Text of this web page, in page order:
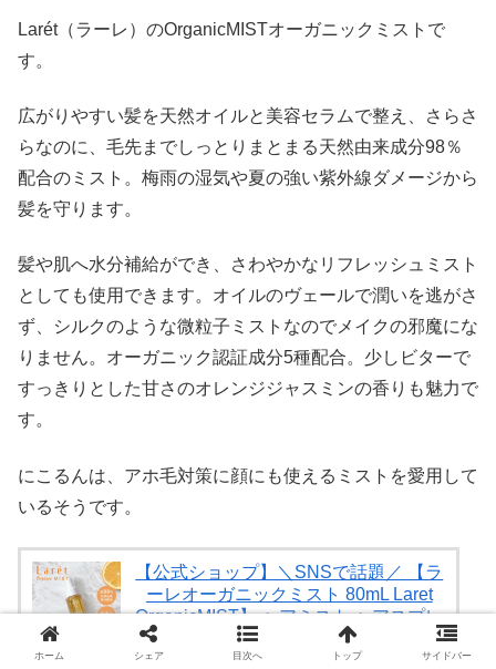
Larét（ラーレ）のOrganicMISTオーガニックミストで
す。
広がりやすい髪を天然オイルと美容セラムで整え、さらさ
らなのに、毛先までしっとりまとまる天然由来成分98％
配合のミスト。梅雨の湿気や夏の強い紫外線ダメージから
髪を守ります。
髪や肌へ水分補給ができ、さわやかなリフレッシュミスト
としても使用できます。オイルのヴェールで潤いを逃がさ
ず、シルクのような微粒子ミストなのでメイクの邪魔にな
りません。オーガニック認証成分5種配合。少しビターで
すっきりとした甘さのオレンジジャスミンの香りも魅力で
す。
にこるんは、アホ毛対策に顔にも使えるミストを愛用して
いるそうです。
【公式ショップ】＼SNSで話題／ 【ラ
ーレオーガニックミスト 80mL Laret
OrganicMIST】 ヘアミスト ヘアスプレ
ー オーガニック 香水 寝ぐせ直しウォ
ーター ヘアケア ボディーミスト スタ
ホーム シェア 目次へ トップ サイドバー